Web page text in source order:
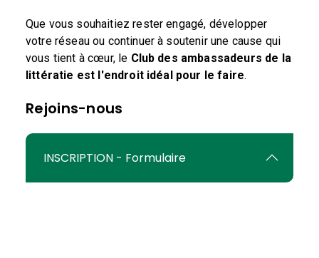
Que vous souhaitiez rester engagé, développer
votre réseau ou continuer à soutenir une cause qui
vous tient à cœur, le Club des ambassadeurs de la
littératie est l'endroit idéal pour le faire.
Rejoins-nous
INSCRIPTION - Formulaire